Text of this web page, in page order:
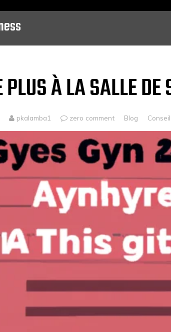
À LA SALLE DE
pkalamba1 zero comment Blog